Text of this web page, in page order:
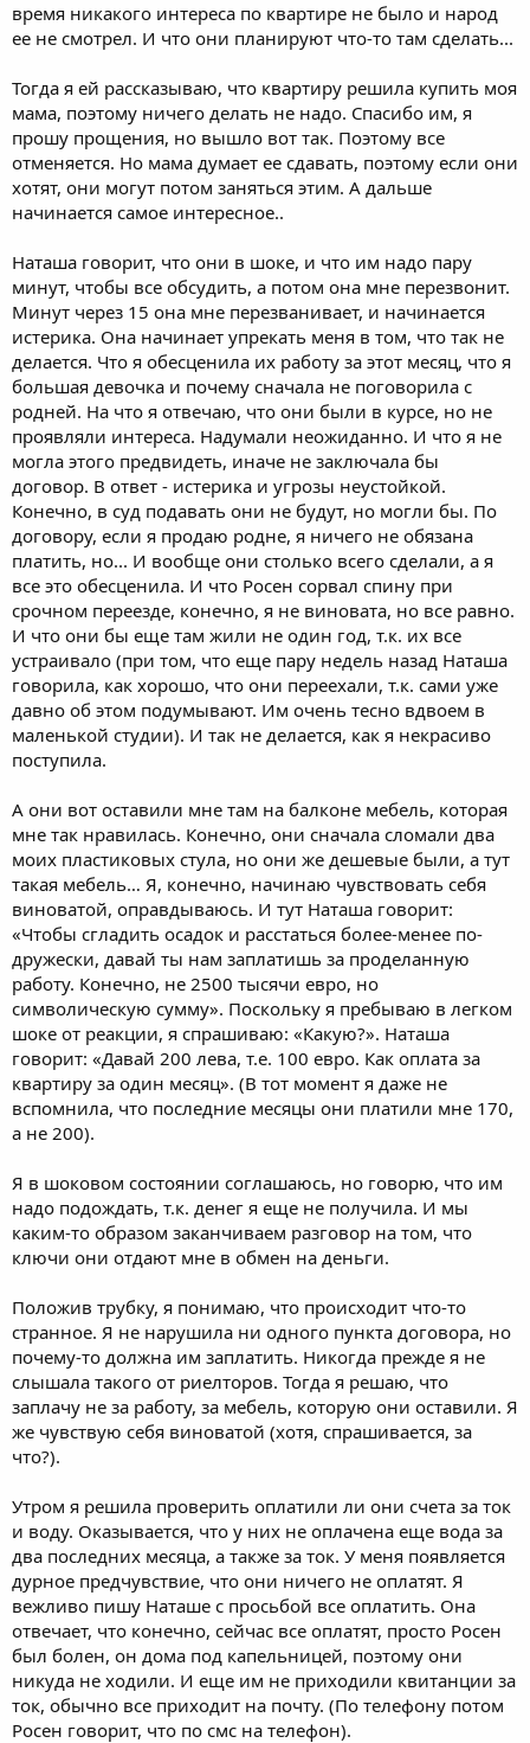
время никакого интереса по квартире не было и народ
ее не смотрел. И что они планируют что-то там сделать...
Тогда я ей рассказываю, что квартиру решила купить моя
мама, поэтому ничего делать не надо. Спасибо им, я
прошу прощения, но вышло вот так. Поэтому все
отменяется. Но мама думает ее сдавать, поэтому если они
хотят, они могут потом заняться этим. А дальше
начинается самое интересное..
Наташа говорит, что они в шоке, и что им надо пару
минут, чтобы все обсудить, а потом она мне перезвонит.
Минут через 15 она мне перезванивает, и начинается
истерика. Она начинает упрекать меня в том, что так не
делается. Что я обесценила их работу за этот месяц, что я
большая девочка и почему сначала не поговорила с
родней. На что я отвечаю, что они были в курсе, но не
проявляли интереса. Надумали неожиданно. И что я не
могла этого предвидеть, иначе не заключала бы
договор. В ответ - истерика и угрозы неустойкой.
Конечно, в суд подавать они не будут, но могли бы. По
договору, если я продаю родне, я ничего не обязана
платить, но... И вообще они столько всего сделали, а я
все это обесценила. И что Росен сорвал спину при
срочном переезде, конечно, я не виновата, но все равно.
И что они бы еще там жили не один год, т.к. их все
устраивало (при том, что еще пару недель назад Наташа
говорила, как хорошо, что они переехали, т.к. сами уже
давно об этом подумывают. Им очень тесно вдвоем в
маленькой студии). И так не делается, как я некрасиво
поступила.
А они вот оставили мне там на балконе мебель, которая
мне так нравилась. Конечно, они сначала сломали два
моих пластиковых стула, но они же дешевые были, а тут
такая мебель… Я, конечно, начинаю чувствовать себя
виноватой, оправдываюсь. И тут Наташа говорит:
«Чтобы сгладить осадок и расстаться более-менее по-
дружески, давай ты нам заплатишь за проделанную
работу. Конечно, не 2500 тысячи евро, но
символическую сумму». Поскольку я пребываю в легком
шоке от реакции, я спрашиваю: «Какую?». Наташа
говорит: «Давай 200 лева, т.е. 100 евро. Как оплата за
квартиру за один месяц». (В тот момент я даже не
вспомнила, что последние месяцы они платили мне 170,
а не 200).
Я в шоковом состоянии соглашаюсь, но говорю, что им
надо подождать, т.к. денег я еще не получила. И мы
каким-то образом заканчиваем разговор на том, что
ключи они отдают мне в обмен на деньги.
Положив трубку, я понимаю, что происходит что-то
странное. Я не нарушила ни одного пункта договора, но
почему-то должна им заплатить. Никогда прежде я не
слышала такого от риелторов. Тогда я решаю, что
заплачу не за работу, за мебель, которую они оставили. Я
же чувствую себя виноватой (хотя, спрашивается, за
что?).
Утром я решила проверить оплатили ли они счета за ток
и воду. Оказывается, что у них не оплачена еще вода за
два последних месяца, а также за ток. У меня появляется
дурное предчувствие, что они ничего не оплатят. Я
вежливо пишу Наташе с просьбой все оплатить. Она
отвечает, что конечно, сейчас все оплатят, просто Росен
был болен, он дома под капельницей, поэтому они
никуда не ходили. И еще им не приходили квитанции за
ток, обычно все приходит на почту. (По телефону потом
Росен говорит, что по смс на телефон).